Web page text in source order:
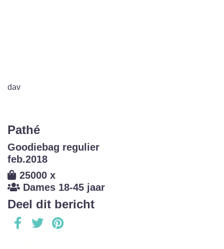
dav
Pathé
Goodiebag regulier
feb.2018
25000 x
Dames 18-45 jaar
Deel dit bericht